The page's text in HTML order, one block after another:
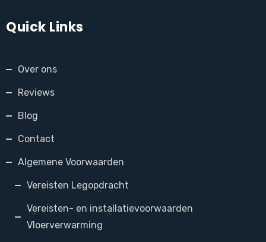
Quick Links
Over ons
Reviews
Blog
Contact
Algemene Voorwaarden
Vereisten Legopdracht
Vereisten- en installatievoorwaarden
Vloerverwarming